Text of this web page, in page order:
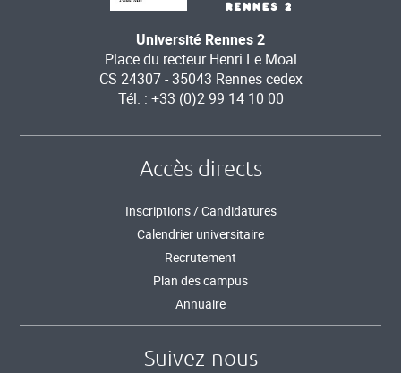
Université Rennes 2
Place du recteur Henri Le Moal
CS 24307 - 35043 Rennes cedex
Tél. : +33 (0)2 99 14 10 00
Accès directs
Inscriptions / Candidatures
Calendrier universitaire
Recrutement
Plan des campus
Annuaire
Suivez-nous